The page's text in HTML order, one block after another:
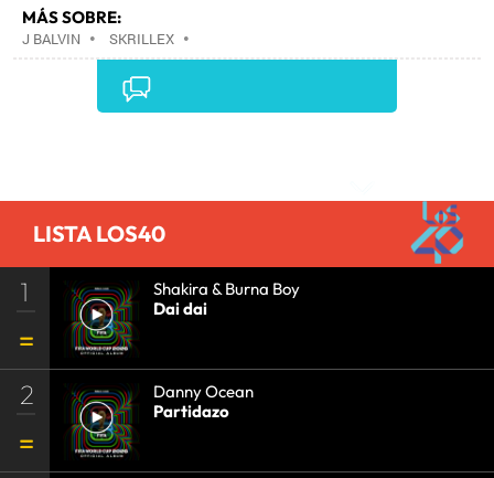
MÁS SOBRE:
J BALVIN • SKRILLEX •
LISTA LOS40
1
Shakira & Burna Boy
Dai dai
2
Danny Ocean
Partidazo